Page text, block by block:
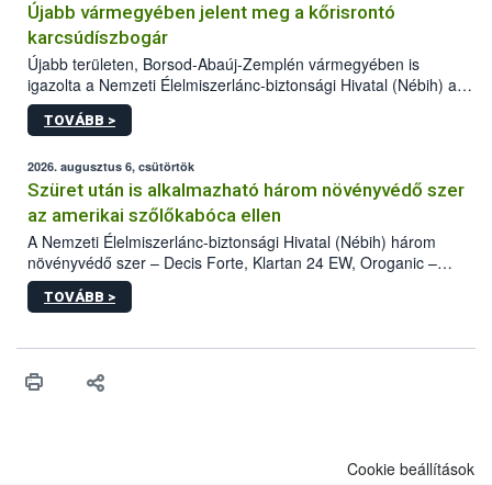
Újabb vármegyében jelent meg a kőrisrontó
karcsúdíszbogár
Újabb területen, Borsod-Abaúj-Zemplén vármegyében is
igazolta a Nemzeti Élelmiszerlánc-biztonsági Hivatal (Nébih) a
kőrisrontó karcsúdíszbogár (Agrilus planipennis) jelenlétét. A
kártevőt nem csak színcsapdában találták meg, de már fertőzött
az intenzív felderítést, emellett az intézkedéseket a szlovák
hatósággal is összehangolják a terjedés megállítása érdekében.
TOVÁBB >
2026. augusztus 6, csütörtök
Szüret után is alkalmazható három növényvédő szer
az amerikai szőlőkabóca ellen
A Nemzeti Élelmiszerlánc-biztonsági Hivatal (Nébih) három
növényvédő szer – Decis Forte, Klartan 24 EW, Oroganic –
engedélyokiratát módosította, így azok a szüretet követően,
egészen a vesszőérettség (BBCH 91) stádiumáig
érésű szőlőkben is legyen lehetőség a károsító elleni további
felhasználók számára is elérhető és ökológiai termesztésben is
TOVÁBB >
Cookie beállítások